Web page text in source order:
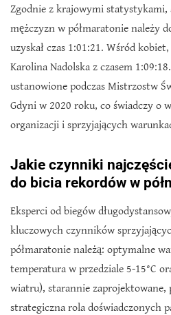
Zgodnie z krajowymi
mężczyzn w półmaratonie należy
uzyskał czas 1:01:21. Wśród
Karolina Nadolska z czasem
ustanowione podczas Mistrzostw
Gdyni w 2020 roku, co świadczy o
organizacji i sprzyjających
Jakie czynniki
do bicia rekordów w
Eksperci od biegów
kluczowych czynników
półmaratonie należą: optymalne
temperatura w przedziale 5-15°C
wiatru), starannie zaprojektowane,
strategiczna rola doświadczonych